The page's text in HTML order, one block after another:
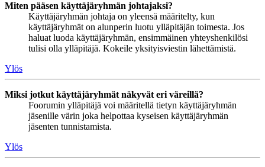
Miten pääsen käyttäjäryhmän johtajaksi?
Käyttäjäryhmän johtaja on yleensä määritelty, kun
käyttäjäryhmät on alunperin luotu ylläpitäjän toimesta. Jos
haluat luoda käyttäjäryhmän, ensimmäinen yhteyshenkilösi
tulisi olla ylläpitäjä. Kokeile yksityisviestin lähettämistä.
Ylös
Miksi jotkut käyttäjäryhmät näkyvät eri väreillä?
Foorumin ylläpitäjä voi määritellä tietyn käyttäjäryhmän
jäsenille värin joka helpottaa kyseisen käyttäjäryhmän
jäsenten tunnistamista.
Ylös